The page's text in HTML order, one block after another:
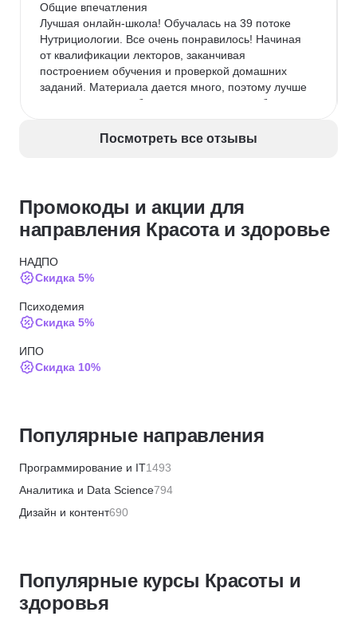
Общие впечатления
Лучшая онлайн-школа! Обучалась на 39 потоке
Нутрициологии. Все очень понравилось! Начиная
от квалификации лекторов, заканчивая
построением обучения и проверкой домашних
заданий. Материала дается много, поэтому лучше
не пропускать, чтобы не нагонять потом «бегом».
прибегать к доп. литературе, но скорее в качестве
Посмотреть все отзывы
Промокоды и акции для
направления Красота и здоровье
НАДПО
Скидка 5%
Психодемия
Скидка 5%
ИПО
Скидка 10%
Институт профессиональных квалификаций
АБИУС
ЦАППКК
Скидка 6%
Популярные направления
Программирование и IT1493
Аналитика и Data Science794
Дизайн и контент690
Финансы и бухгалтерия656
HR и рекрутинг328
Популярные курсы Красоты и
здоровья